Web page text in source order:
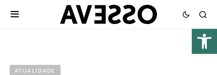
ATUALIDADE